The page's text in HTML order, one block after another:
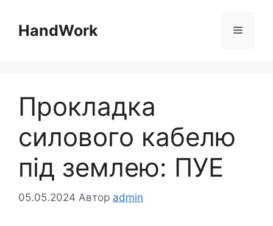
вмістуHandWork Меню
Прокладка
силового кабелю
під землею: ПУЕ
05.05.2024 Автор admin